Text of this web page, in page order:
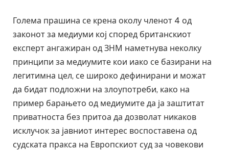
Голема прашина се крена околу членот 4 од
законот за медиуми кој според британскиот
експерт ангажиран од ЗНМ наметнува неколку
принципи за медиумите кои иако се базирани на
легитимна цел, се широко дефинирани и можат
да бидат подложни на злоупотреби, како на
пример барањето од медиумите да ја заштитат
приватноста без притоа да дозволат никаков
исклучок за јавниот интерес воспоставена од
судската пракса на Европскиот суд за човекови